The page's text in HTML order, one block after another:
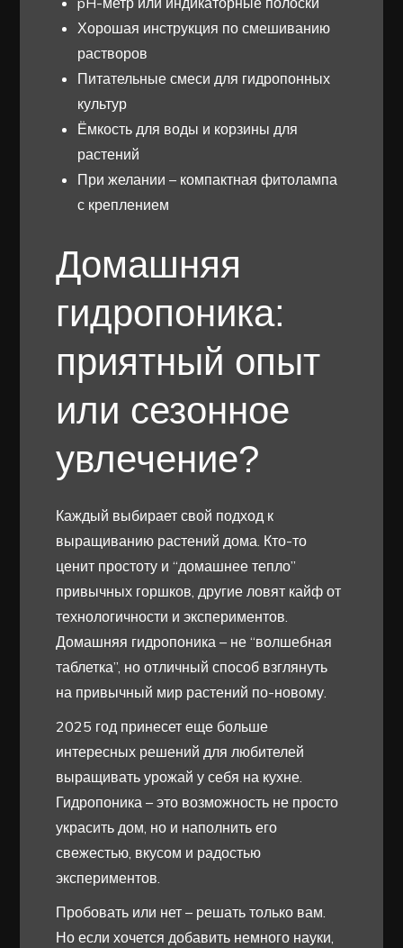
Хорошая инструкция по смешиванию
растворов
Питательные смеси для гидропонных
культур
Ёмкость для воды и корзины для
растений
При желании – компактная фитолампа
с креплением
Домашняя
гидропоника:
приятный опыт
или сезонное
увлечение?
Каждый выбирает свой подход к
выращиванию растений дома. Кто-то
ценит простоту и “домашнее тепло”
привычных горшков, другие ловят кайф от
технологичности и экспериментов.
Домашняя гидропоника – не “волшебная
таблетка”, но отличный способ взглянуть
на привычный мир растений по-новому.
2025 год принесет еще больше
интересных решений для любителей
выращивать урожай у себя на кухне.
Гидропоника – это возможность не просто
украсить дом, но и наполнить его
свежестью, вкусом и радостью
экспериментов.
Пробовать или нет – решать только вам.
Но если хочется добавить немного науки,